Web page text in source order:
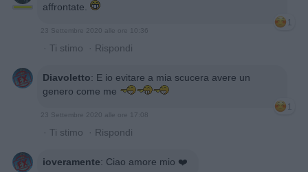
affrontate.
1
· Ti stimo · Rispondi
Diavoletto: E io evitare a mia scucera avere un
genero come me
1
23 Settembre 2020 alle ore 17:08
· Ti stimo · Rispondi
ioveramente: Ciao amore mio ❤️